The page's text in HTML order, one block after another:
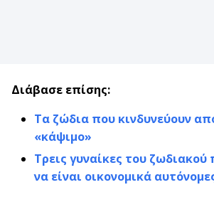
Διάβασε επίσης:
Τα ζώδια που κινδυνεύουν
«κάψιμο»
Τρεις γυναίκες του ζωδιακού
να είναι οικονομικά